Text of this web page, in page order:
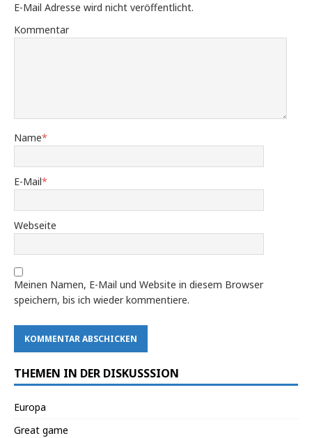
E-Mail Adresse wird nicht veröffentlicht.
Kommentar
Name*
E-Mail*
Webseite
Meinen Namen, E-Mail und Website in diesem Browser
speichern, bis ich wieder kommentiere.
THEMEN IN DER DISKUSSSION
Europa
Great game